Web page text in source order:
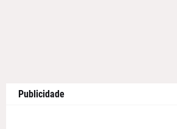
Publicidade